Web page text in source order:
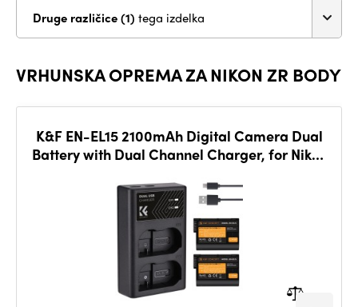
Druge različice (1) tega izdelka
VRHUNSKA OPREMA ZA NIKON ZR BODY
K&F EN-EL15 2100mAh Digital Camera Dual
Battery with Dual Channel Charger, for Nikon